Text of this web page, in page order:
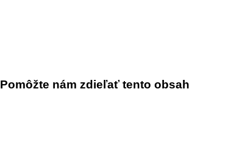
Pomôžte nám zdieľať tento obsah